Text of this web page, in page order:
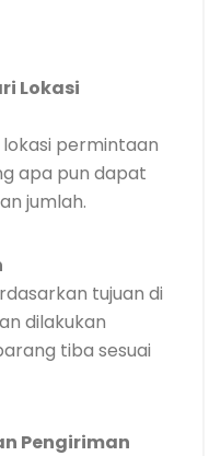
Lokasi
permintaan
apa pun dapat
jumlah.
tujuan di
dilakukan
tiba sesuai
Pengiriman